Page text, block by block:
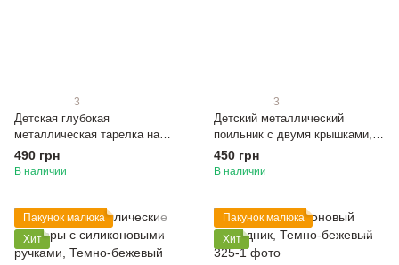
3
Детская глубокая
металлическая тарелка на
присоске, Темно-бежевый
490 грн
В наличии
3
Детский металлический
поильник с двумя крышками,
Темно-бежевый
450 грн
В наличии
Пакунок малюка
Хит
Пакунок малюка
Хит